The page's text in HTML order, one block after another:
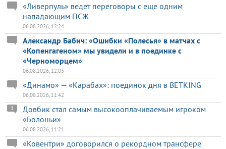
«Ливерпуль» ведет переговоры с еще одним
нападающим ПСЖ
06.08.2026, 12:24
Александр Бабич: «Ошибки «Полесья» в матчах с
«Копенгагеном» мы увидели и в поединке с
«Черноморцем»
06.08.2026, 12:03
«Динамо» — «Карабах»: поединок дня в BETKING
06.08.2026, 11:42
Довбик стал самым высокооплачиваемым игроком
«Болоньи»
1
06.08.2026, 11:21
«Ковентри» договорился о рекордном трансфере